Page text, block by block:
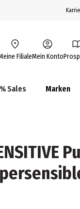
FilialeMein Konto
% Sales Marken